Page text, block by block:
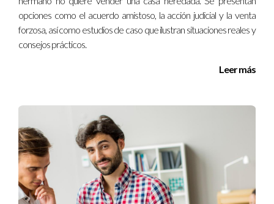
decisión informada, sino que también te permitirá disfrutar de
tu nuevo hogar con mayor satisfacción. La compra de un
inmueble es una inversión considerable y, por lo tanto, es vital
¿Qué debo hacer si cuento con un presupuesto
limitado?
Considera buscar propiedades en áreas en desarrollo o
menos populares para encontrar mejores precios. También
puedes investigar opciones de financiación y ayudas
disponibles para compradores primerizos.
opciones como el acuerdo amistoso, la acción judicial y la venta
forzosa, así como estudios de caso que ilustran situaciones reales y
consejos prácticos.
Leer más